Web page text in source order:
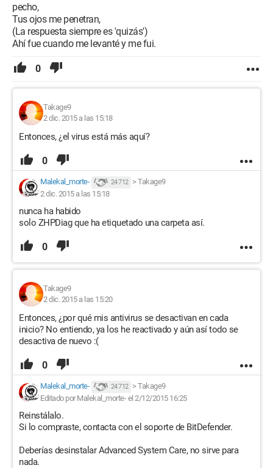
pecho,
Tus ojos me penetran,
(La respuesta siempre es 'quizás')
Ahí fue cuando me levanté y me fui.
0
Takage9
2 dic. 2015 a las 15:18
Entonces, ¿el virus está más aquí?
0
Malekal_morte- 24 712 > Takage9
2 dic. 2015 a las 15:18
nunca ha habido
solo ZHPDiag que ha etiquetado una carpeta así.
0
Takage9
2 dic. 2015 a las 15:20
Entonces, ¿por qué mis antivirus se desactivan en cada
inicio? No entiendo, ya los he reactivado y aún así todo se
desactiva de nuevo :(
0
Malekal_morte- 24 712 > Takage9
Editado por Malekal_morte- el 2/12/2015 16:25
Reinstálalo.
Si lo compraste, contacta con el soporte de BitDefender.
Deberías desinstalar Advanced System Care, no sirve para
nada.